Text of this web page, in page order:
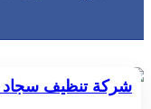
شركة تنظيف